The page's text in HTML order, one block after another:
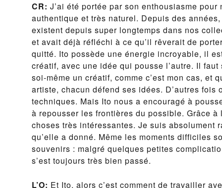
CR: J’ai été portée par son enthousiasme
authentique et très naturel. Depuis des
existent depuis super longtemps dans nos
et avait déjà réfléchi à ce qu’il rêverait de
quitté. Ito possède une énergie incroyable, il
créatif, avec une idée qui pousse l’autre. Il
soi-même un créatif, comme c’est mon cas, et
artiste, chacun défend ses idées. D’autres fois
techniques. Mais Ito nous a encouragé à
à repousser les frontières du possible. Grâce
choses très intéressantes. Je suis absolument
qu’elle a donné. Même les moments difficiles
souvenirs : malgré quelques petites
s’est toujours très bien passé.
L’O: Et Ito, alors c’est comment de travailler